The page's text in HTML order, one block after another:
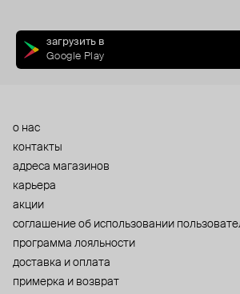
загрузить в
Google Play
о нас
контакты
адреса магазинов
карьера
акции
cоглашение об использовании
программа лояльности
доставка и оплата
примерка и возврат